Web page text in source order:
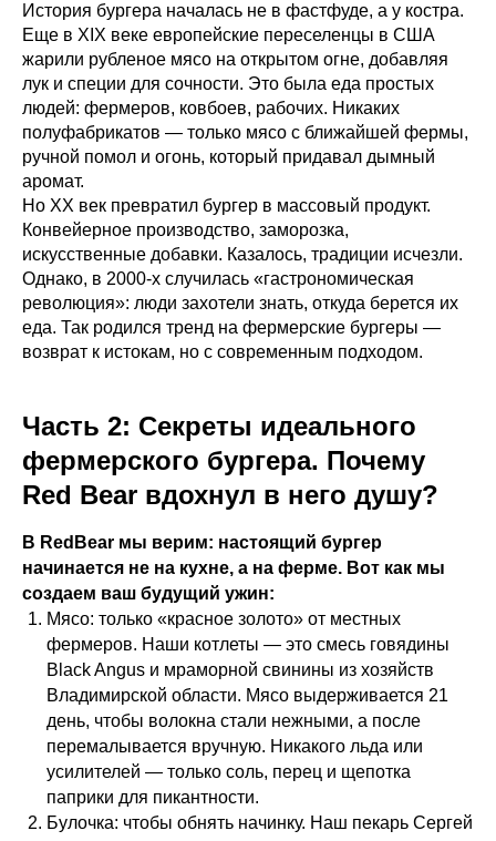
История бургера началась не в фастфуде, а у костра.
Еще в XIX веке европейские переселенцы в США
жарили рубленое мясо на открытом огне, добавляя
лук и специи для сочности. Это была еда простых
людей: фермеров, ковбоев, рабочих. Никаких
полуфабрикатов — только мясо с ближайшей фермы,
ручной помол и огонь, который придавал дымный
аромат.
Но XX век превратил бургер в массовый продукт.
Конвейерное производство, заморозка,
искусственные добавки. Казалось, традиции исчезли.
Однако, в 2000-х случилась «гастрономическая
революция»: люди захотели знать, откуда берется их
еда. Так родился тренд на фермерские бургеры —
возврат к истокам, но с современным подходом.
Часть 2: Секреты идеального
фермерского бургера. Почему
Red Bear вдохнул в него душу?
В RedBear мы верим: настоящий бургер
начинается не на кухне, а на ферме. Вот как мы
создаем ваш будущий ужин:
Мясо: только «красное золото» от местных
фермеров. Наши котлеты — это смесь говядины
Black Angus и мраморной свинины из хозяйств
Владимирской области. Мясо выдерживается 21
день, чтобы волокна стали нежными, а после
перемалывается вручную. Никакого льда или
усилителей — только соль, перец и щепотка
паприки для пикантности.
Булочка: чтобы обнять начинку. Наш пекарь Сергей